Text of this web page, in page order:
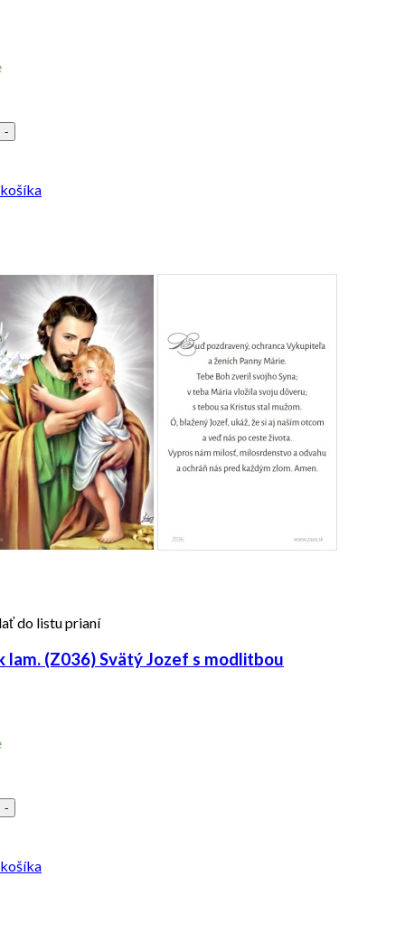
-
do listu prianí
lam. (Z036) Svätý Jozef s modlitbou
-